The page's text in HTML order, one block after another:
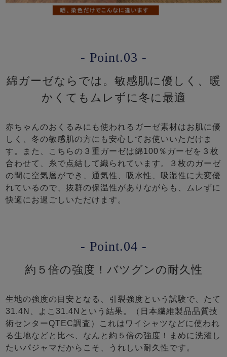
- Point.03 -
綿ガーゼならでは。敏感肌に優しく、暖
かくてもムレずに冬に最適
赤ちゃんのおくるみにも使われるガーゼ素材はお肌に優
しく、冬の敏感肌の方にも安心してお使いいただけま
す。また、こちらの３重ガーゼは綿100％ガーゼを３枚
合わせて、糸で点結して織られています。３枚のガーゼ
の間に空気層ができ、通気性、吸水性、吸湿性に大変優
れているので、抜群の保温性がありながらも、ムレずに
快適にお過ごしいただけます。
- Point.04 -
約５倍の強度！バツグンの耐久性
生地の強度の目安となる、引裂強度という試験で、たて
31.4N、よこ31.4Nという結果。（日本繊維製品品質技
術センターQTEC調査）これはワイシャツなどに使われ
る生地などと比べ、なんと約５倍の強度！まめに洗濯し
たいパジャマだからこそ、うれしい耐久性です。